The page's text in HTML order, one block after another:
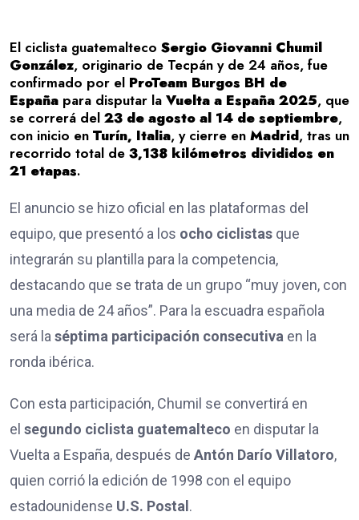
El ciclista guatemalteco Sergio Giovanni Chumil
González, originario de Tecpán y de 24 años, fue
confirmado por el ProTeam Burgos BH de
España para disputar la Vuelta a España 2025, que
se correrá del 23 de agosto al 14 de septiembre,
con inicio en Turín, Italia, y cierre en Madrid, tras un
recorrido total de 3,138 kilómetros divididos en
21 etapas.
El anuncio se hizo oficial en las plataformas del
equipo, que presentó a los ocho ciclistas que
integrarán su plantilla para la competencia,
destacando que se trata de un grupo “muy joven, con
una media de 24 años”. Para la escuadra española
será laséptima participación consecutiva en la
ronda ibérica.
Con esta participación, Chumil se convertirá en
el segundo ciclista guatemalteco en disputar la
Vuelta a España, después de Antón Darío Villatoro,
quien corrió la edición de 1998 con el equipo
estadounidense U.S. Postal .